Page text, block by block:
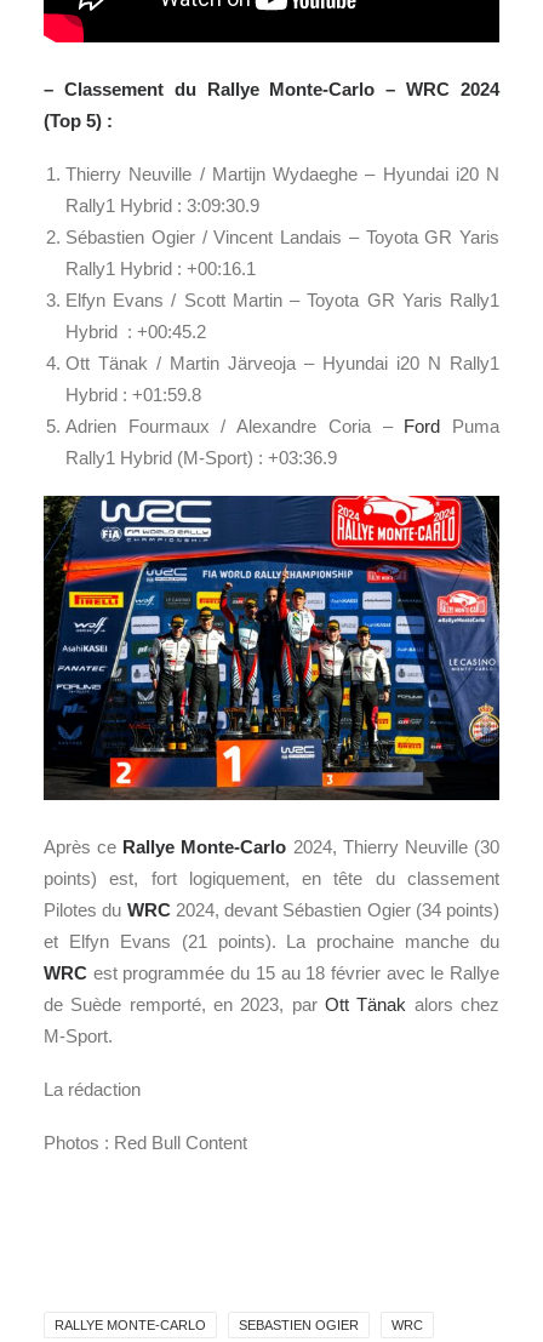
– Classement du Rallye Monte-Carlo –WRC 2024
(Top 5) :
Thierry Neuville / Martijn Wydaeghe – Hyundai i20 N
Rally1 Hybrid : 3:09:30.9
Sébastien Ogier / Vincent Landais – Toyota GR Yaris
Rally1 Hybrid : +00:16.1
Elfyn Evans / Scott Martin – Toyota GR Yaris Rally1
Hybrid : +00:45.2
Ott Tänak / Martin Järveoja – Hyundai i20 N Rally1
Hybrid : +01:59.8
Adrien Fourmaux / Alexandre Coria – Ford Puma
Rally1 Hybrid (M-Sport) : +03:36.9
Après ce Rallye Monte-Carlo 2024, Thierry Neuville (30
points) est, fort logiquement, en tête du classement
Pilotes du WRC2024, devant Sébastien Ogier (34 points)
et Elfyn Evans (21 points). La prochaine manche du
WRC est programmée du 15 au 18 février avec le Rallye
de Suède remporté, en 2023, par Ott Tänak alors chez
M-Sport.
La rédaction
Photos : Red Bull Content
RALLYE MONTE-CARLO SEBASTIEN OGIER WRC